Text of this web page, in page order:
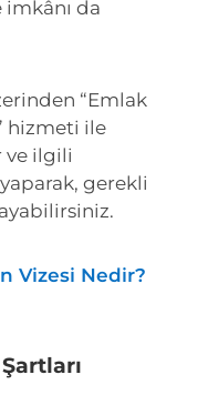
da
“Emlak
hizmeti ile
ve ilgili
gerekli
Vizesi Nedir?